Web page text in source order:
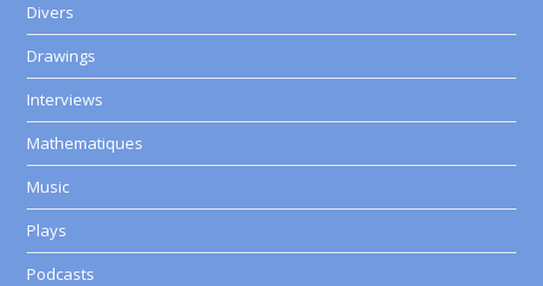
Divers
Drawings
Interviews
Mathematiques
Music
Plays
Podcasts